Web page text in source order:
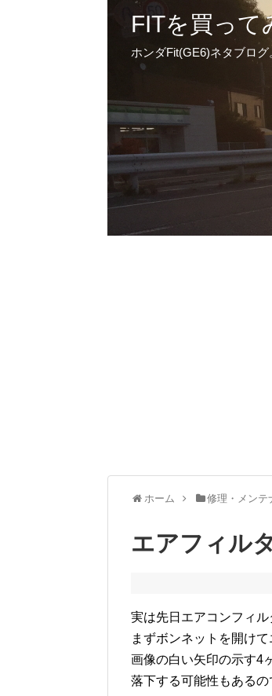
FITを買って
ホンダFit(GE6)ネタブログ
ホーム 修理・メンテ
エアフィル
実は先日エアコンフィ
まずボンネットを開け
画像の白い矢印の示す4
落下する可能性もあるの